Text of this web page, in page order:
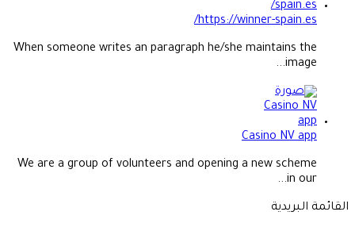
https://winner-spain.es/
When someone writes an paragraph he/she maintains the
image...
Casino NV app
We are a group of volunteers and opening a new scheme
in our...
القائمة البريدية